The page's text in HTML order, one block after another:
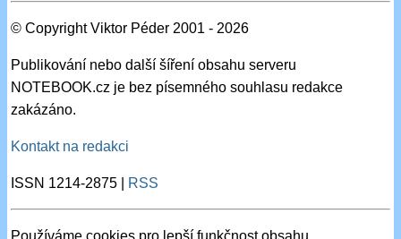
© Copyright Viktor Péder 2001 - 2026
Publikování nebo další šíření obsahu serveru
NOTEBOOK.cz je bez písemného souhlasu redakce
zakázáno.
Kontakt na redakci
ISSN 1214-2875 | RSS